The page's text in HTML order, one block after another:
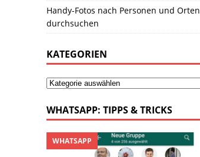
Handy-Fotos nach Personen und Orten
durchsuchen
KATEGORIEN
WHATSAPP: TIPPS & TRICKS
WHATSAPP